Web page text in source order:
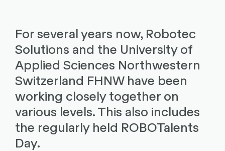
For several years now, Robotec
Solutions and the University of
Applied Sciences Northwestern
Switzerland FHNW have been
working closely together on
various levels. This also includes
the regularly held ROBOTalents
Day.